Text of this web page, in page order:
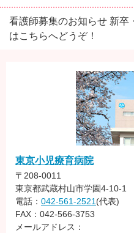
看護師募集のお知らせ 新卒
はこちらへどうぞ！
東京小児療育病院
〒208-0011
東京都武蔵村山市学園4-10-1
電話： 042-561-2521(代表)
FAX：042-566-3753
メールアドレス：